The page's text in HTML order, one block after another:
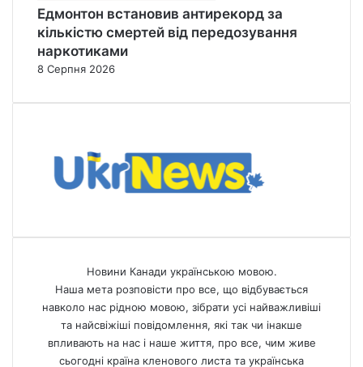
Едмонтон встановив антирекорд за
кількістю смертей від передозування
наркотиками
8 Серпня 2026
Новини Канади українською мовою.
Наша мета розповісти про все, що відбувається
навколо нас рідною мовою, зібрати усі найважливіші
та найсвіжіші повідомлення, які так чи інакше
впливають на нас і наше життя, про все, чим живе
сьогодні країна кленового листа та українська